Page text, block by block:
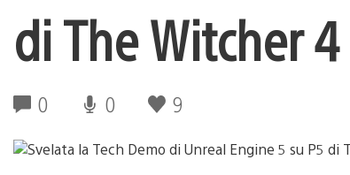
di The Witcher 4
0 0 9